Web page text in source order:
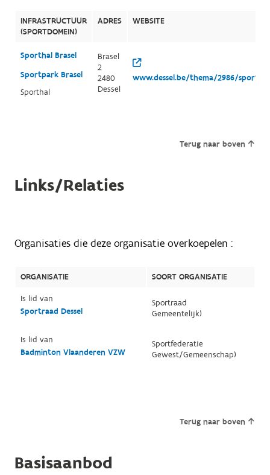
INFRASTRUCTUUR
(SPORTDOMEIN)
ADRES WEBSITE
Sporthal Brasel
Sportpark Brasel
Sporthal
Brasel
2
2480
Dessel
www.dessel.be/thema/2986/sport
Terug naar boven
Links/Relaties
Organisaties die deze organisatie overkoepelen :
ORGANISATIE
SOORT ORGANISATIE
Is lid van
Sportraad Dessel
Sportraad
Gemeentelijk)
Is lid van
Badminton Vlaanderen VZW
Sportfederatie
Gewest/Gemeenschap)
Terug naar boven
Basisaanbod